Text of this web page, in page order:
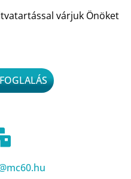
várjuk Önöket